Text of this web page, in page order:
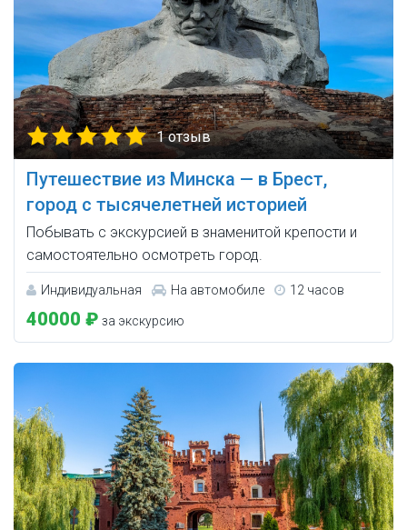
1 отзыв
Путешествие из Минска — в Брест,
город с тысячелетней историей
Побывать с экскурсией в знаменитой крепости и
самостоятельно осмотреть город.
Индивидуальная На автомобиле 12 часов
40000 ₽ за экскурсию